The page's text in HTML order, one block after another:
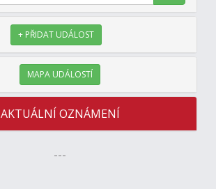
+ PŘIDAT UDÁLOST
MAPA UDÁLOSTÍ
AKTUÁLNÍ OZNÁMENÍ
---